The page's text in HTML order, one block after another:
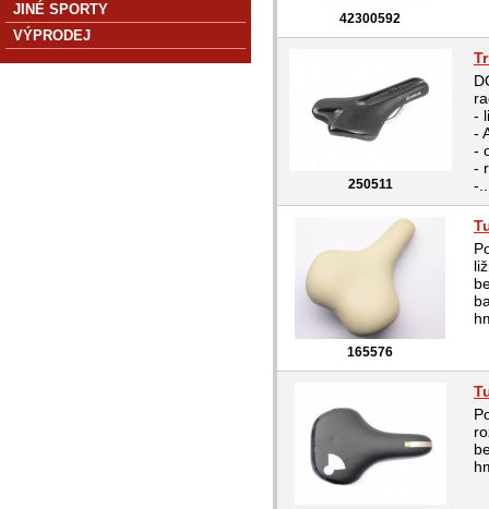
42300592
250511
-
-
-
-
-
165576
JINÉ SPORTY
VÝPRODEJ